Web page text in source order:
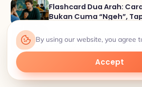
Flashcard Dua Arah:
Bukan Cuma “Ngeh”,
Bedanya yang Bikin
Benar-benar Nempel
By using our website, you agree
Accept